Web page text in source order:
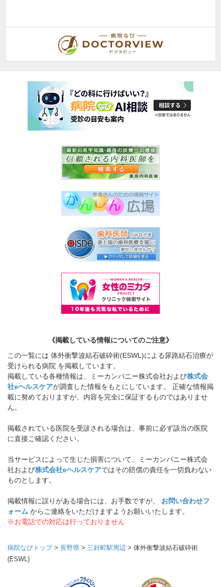
《掲載している情報についてのご注意》
この一覧には 体外衝撃波結石破砕術(ESWL)による尿路結石治療が
受けられる病院 を掲載しています。
掲載している各種情報は、ミーカンパニー株式会社および株式会
社eヘルスケアが調査した情報をもとにしています。 正確な情報掲
載に努めておりますが、内容を完全に保証するものではありませ
ん。
掲載されている医院を受診される場合は、事前に必ず該当の医院
に直接ご確認ください。
当サービスによって生じた損害について、ミーカンパニー株式会
社および株式会社eヘルスケアではその賠償の責任を一切負わない
ものとします。
掲載情報に誤りがある場合には、お手数ですが、 お問い合わせフ
ォーム からご連絡をいただけますようお願いいたします。
※お電話での対応は行っておりません
病院なびトップ> 長野県 > 三好町駅周辺 > 体外衝撃波結石破砕術
(ESWL)